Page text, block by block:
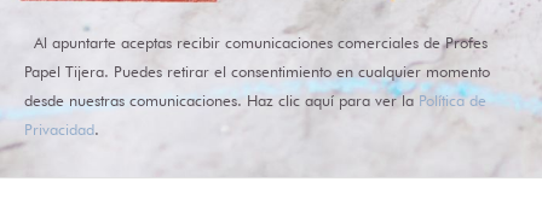
Al apuntarte aceptas recibir comunicaciones comerciales de Profes
Papel Tijera. Puedes retirar el consentimiento en cualquier momento
desde nuestras comunicaciones. Haz clic aquí para ver la Política de
Privacidad.